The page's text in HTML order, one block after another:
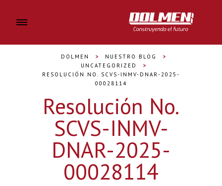
DOLMEN > NUESTRO BLOG
>
UNCATEGORIZED
>
RESOLUCIÓN NO. SCVS-INMV-DNAR-2025-
00028114
Resolución No.
SCVS-INMV-
DNAR-2025-
00028114